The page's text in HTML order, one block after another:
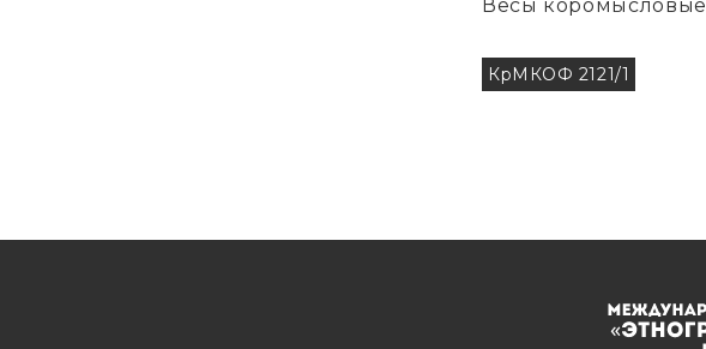
Весы коромысловые
КрМКОФ 2121/1